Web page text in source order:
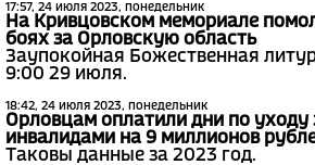
17:57, 24 июля 2023, понедельник
На Кривцовском мемориале
боях за Орловскую область
Заупокойная Божественная
9:00 29 июля.
18:42, 24 июля 2023, понедельник
Орловцам оплатили дни по уходу
инвалидами на 9 миллионов
Таковы данные за 2023 год.